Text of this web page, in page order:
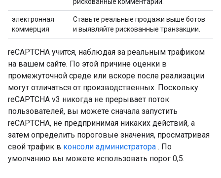
электронная
коммерция
Ставьте реальные продажи выше ботов
и выявляйте рискованные транзакции.
reCAPTCHA учится, наблюдая за реальным трафиком
на вашем сайте. По этой причине оценки в
промежуточной среде или вскоре после реализации
могут отличаться от производственных. Поскольку
reCAPTCHA v3 никогда не прерывает поток
пользователей, вы можете сначала запустить
reCAPTCHA, не предпринимая никаких действий, а
затем определить пороговые значения, просматривая
свой трафик в консоли администратора . По
умолчанию вы можете использовать порог 0,5.